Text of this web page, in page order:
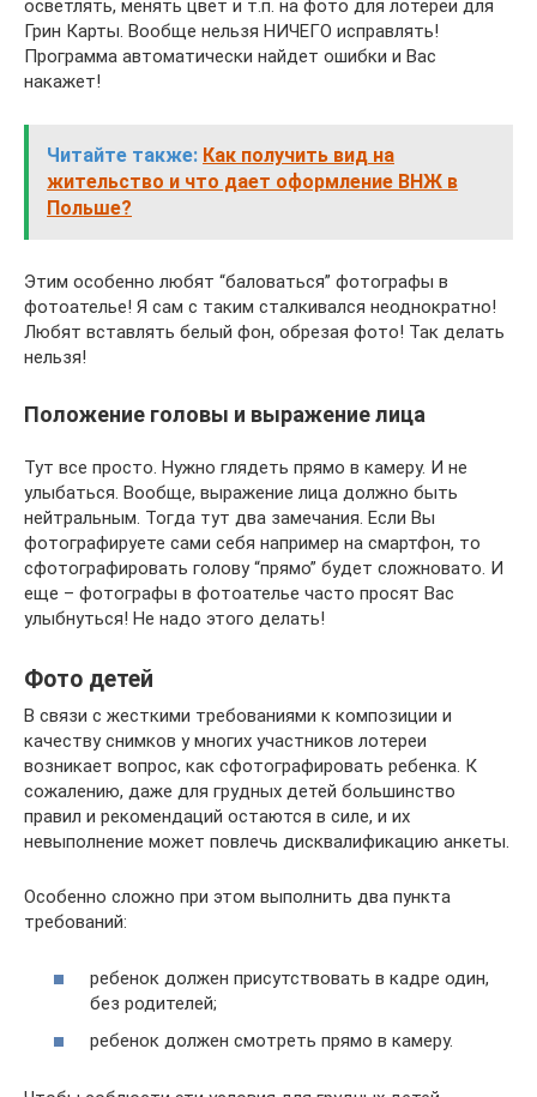
осветлять, менять цвет и т.п. на фото для лотереи для
Грин Карты. Вообще нельзя НИЧЕГО исправлять!
Программа автоматически найдет ошибки и Вас
накажет!
Читайте также: Как получить вид на
жительство и что дает оформление ВНЖ в
Польше?
Этим особенно любят “баловаться” фотографы в
фотоателье! Я сам с таким сталкивался неоднократно!
Любят вставлять белый фон, обрезая фото! Так делать
нельзя!
Положение головы и выражение лица
Тут все просто. Нужно глядеть прямо в камеру. И не
улыбаться. Вообще, выражение лица должно быть
нейтральным. Тогда тут два замечания. Если Вы
фотографируете сами себя например на смартфон, то
сфотографировать голову “прямо” будет сложновато. И
еще – фотографы в фотоателье часто просят Вас
улыбнуться! Не надо этого делать!
Фото детей
В связи с жесткими требованиями к композиции и
качеству снимков у многих участников лотереи
возникает вопрос, как сфотографировать ребенка. К
сожалению, даже для грудных детей большинство
правил и рекомендаций остаются в силе, и их
невыполнение может повлечь дисквалификацию анкеты.
Особенно сложно при этом выполнить два пункта
требований:
ребенок должен присутствовать в кадре один,
без родителей;
ребенок должен смотреть прямо в камеру.